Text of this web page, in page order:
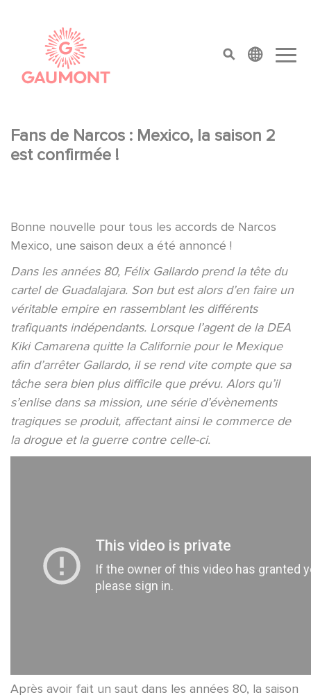
top menu
Fans de Narcos : Mexico, la saison 2
est confirmée !
Bonne nouvelle pour tous les accords de Narcos
Mexico, une saison deux a été annoncé !
Dans les années 80, Félix Gallardo prend la tête du
cartel de Guadalajara. Son but est alors d’en faire un
véritable empire en rassemblant les différents
trafiquants indépendants. Lorsque l’agent de la DEA
Kiki Camarena quitte la Californie pour le Mexique
afin d’arrêter Gallardo, il se rend vite compte que sa
tâche sera bien plus difficile que prévu. Alors qu’il
s’enlise dans sa mission, une série d’évènements
tragiques se produit, affectant ainsi le commerce de
la drogue et la guerre contre celle-ci.
Après avoir fait un saut dans les années 80, la saison